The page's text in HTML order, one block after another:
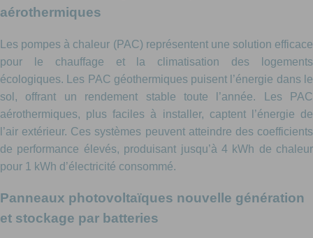
aérothermiques
Les pompes à chaleur (PAC) représentent une solution efficace
pour le chauffage et la climatisation des logements
écologiques. Les PAC géothermiques puisent l’énergie dans le
sol, offrant un rendement stable toute l’année. Les PAC
aérothermiques, plus faciles à installer, captent l’énergie de
l’air extérieur. Ces systèmes peuvent atteindre des coefficients
de performance élevés, produisant jusqu’à 4 kWh de chaleur
pour 1 kWh d’électricité consommé.
Panneaux photovoltaïques nouvelle génération
et stockage par batteries